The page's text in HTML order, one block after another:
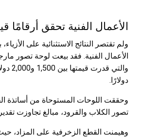
الأعمال الفنية تحقق أرقامًا
ولم تقتصر النتائج الاستثنائية على
الأعمال الفنية. فقد بيعت لوحة تصور
دولارًا.
وحققت اللوحات المستوحاة من أساتذة
تصور الكلاب والقرود، مبالغ تجاوزت
وهيمنت القطع الزخرفية على المزاد،